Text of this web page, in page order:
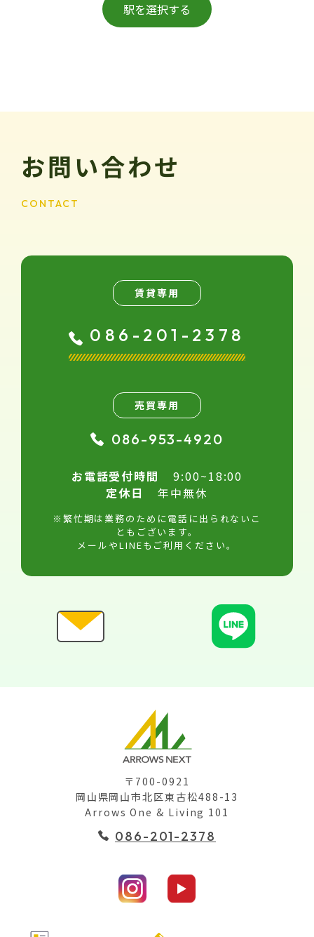
駅を選択する
お問い合わせ
CONTACT
賃貸専用
086-201-2378
売買専用
086-953-4920
お電話受付時間
9:00~18:00
定休日
年中無休
※繁忙期は業務のために電話に出られないこ
ともございます。
メールやLINEもご利用ください。
〒700-0921
岡山県岡山市北区東古松488-13
Arrows One & Living 101
086-201-2378